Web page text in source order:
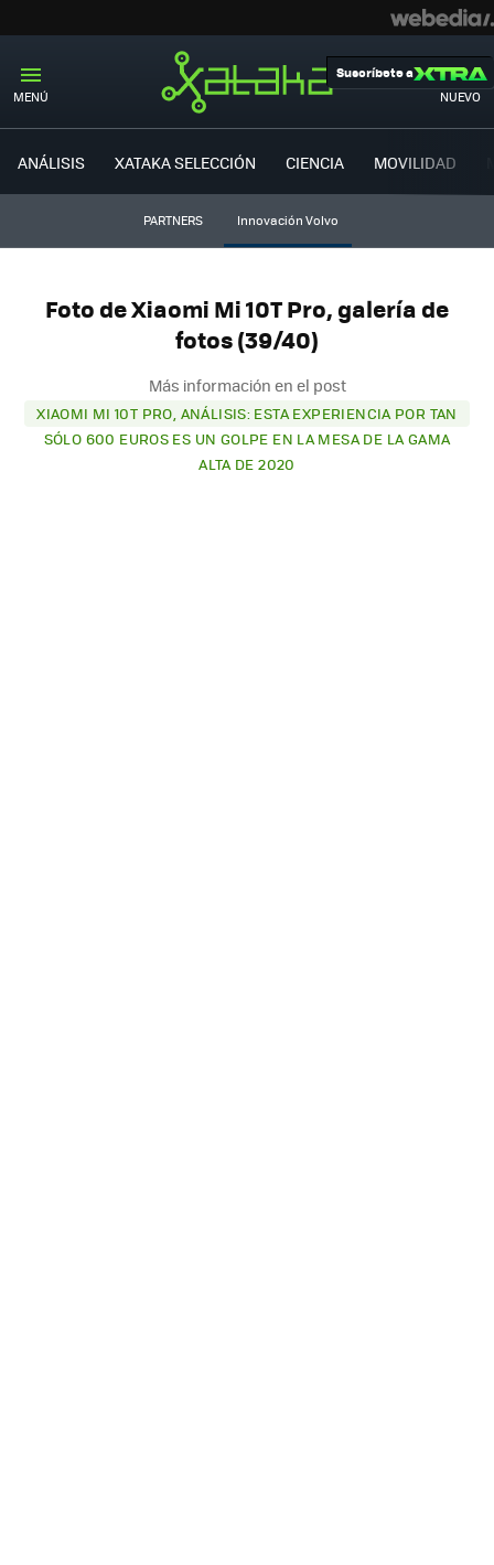
MENÚ NUEVO
Suscríbete a
ANÁLISIS XATAKA SELECCIÓN CIENCIA MOVILIDAD
PARTNERS Innovación Volvo
Foto de Xiaomi Mi 10T Pro, galería de
fotos (39/40)
Más información en el post
XIAOMI MI 10T PRO, ANÁLISIS: ESTA EXPERIENCIA POR TAN
SÓLO 600 EUROS ES UN GOLPE EN LA MESA DE LA GAMA
ALTA DE 2020